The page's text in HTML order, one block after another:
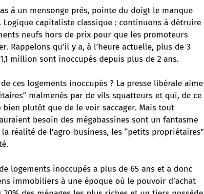
à un mensonge près, pointe du doigt le manque
capitaliste classique : continuons à détruire
neufs hors de prix pour que les promoteurs
Rappelons qu’il y a, à l’heure actuelle, plus de 3
million sont inoccupés depuis plus de 2 ans.
ces logements inoccupés ? La presse libérale aime
malmenés par de vils squatteurs et qui, de ce
plutôt que de le voir saccager. Mais tout
besoin des mégabassines sont un fantasme
réalité de l’agro-business, les “petits propriétaires”
logements inoccupés a plus de 65 ans et a donc
immobiliers à une époque où le pouvoir d’achat